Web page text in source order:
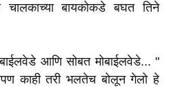
चालकाच्या बायकोकडे बघत तिने
आणि सोबत मोबाईलवेडे... "
काही तरी भलतेच बोलून गेलो हे